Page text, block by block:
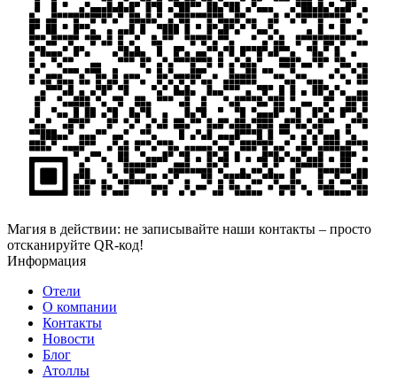
Магия в действии: не записывайте наши контакты – просто
отсканируйте QR-код!
Информация
Отели
О компании
Контакты
Новости
Блог
Атоллы